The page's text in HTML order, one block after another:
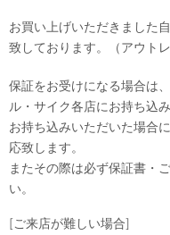
お買い上げいただきました
致しております。（アウト
保証をお受けになる場合は
ル・サイク各店にお持ち込み
お持ち込みいただいた場合
応致します。
またその際は必ず保証書・
い。
[ご来店が難しい場合]